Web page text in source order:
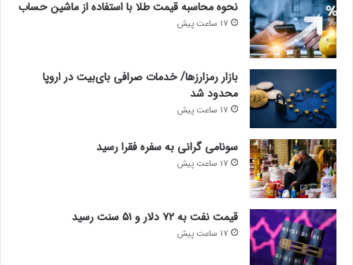
نحوه محاسبه قیمت طلا با استفاده از ماشین حساب
17 ساعت پیش
بازار رمزارزها/ خدمات صرافی بای‌بیت در اروپا
محدود شد
17 ساعت پیش
سونامی گرانی به سفره فقرا رسید
17 ساعت پیش
قیمت نفت به ۷۲ دلار و ۵۱ سنت رسید
17 ساعت پیش